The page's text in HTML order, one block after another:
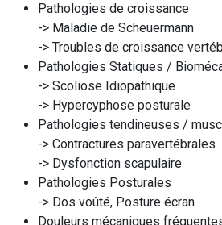
Pathologies de croissance
-> Maladie de Scheuermann
-> Troubles de croissance
Pathologies Statiques /
-> Scoliose Idiopathique
-> Hypercyphose posturale
Pathologies tendineuses /
-> Contractures paravertébrales
-> Dysfonction scapulaire
Pathologies Posturales
-> Dos voûté, Posture écran
Douleurs mécaniques